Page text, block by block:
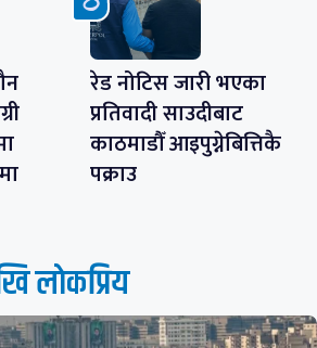
रेड नोटिस जारी भएका
प्रतिवादी साउदीबाट
काठमाडौँ आइपुग्नेबित्तिकै
पक्राउ
लाेकप्रिय